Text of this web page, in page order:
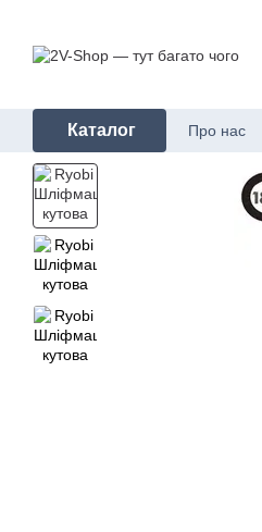
Каталог Про нас